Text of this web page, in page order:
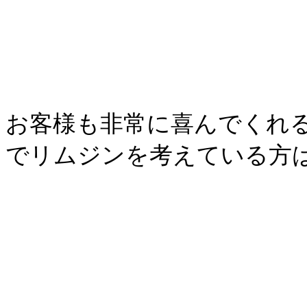
お客様も非常に喜んでくれ
でリムジンを考えている方